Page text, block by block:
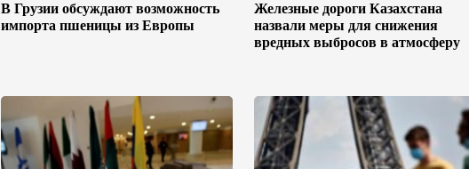
В Грузии обсуждают возможность
импорта пшеницы из Европы
Железные дороги Казахстана
назвали меры для снижения
вредных выбросов в атмосферу